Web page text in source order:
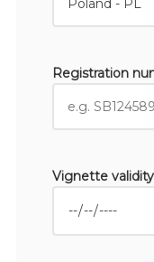
Registration
Vignette